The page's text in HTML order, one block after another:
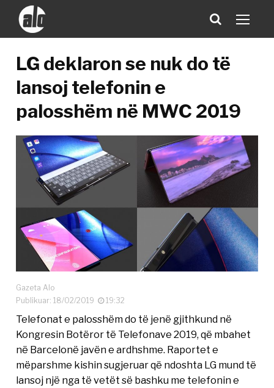
LG deklaron se nuk do të
lansoj telefonin e
palosshëm në MWC 2019
Gazeta Alo
Publikuar: 18/02/2019
19:32
Telefonat e palosshëm do të jenë gjithkund në
Kongresin Botëror të Telefonave 2019, që mbahet
në Barcelonë javën e ardhshme. Raportet e
mëparshme kishin sugjeruar që ndoshta LG mund të
lansoj një nga të vetët së bashku me telefonin e